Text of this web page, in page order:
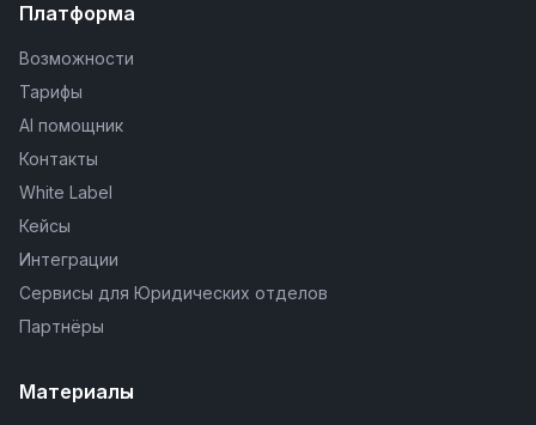
Платформа
Возможности
Тарифы
AI помощник
Контакты
White Label
Кейсы
Интеграции
Сервисы для Юридических отделов
Партнёры
Материалы